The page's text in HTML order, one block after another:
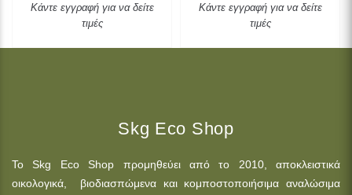
Κάντε εγγραφή για να δείτε
τιμές
Κάντε εγγραφή για να δείτε
τιμές
Skg Eco Shop
Το Skg Eco Shop προμηθεύει από το 2010, αποκλειστικά
οικολογικά, βιοδιασπώμενα και κομποστοποιήσιμα αναλώσιμα